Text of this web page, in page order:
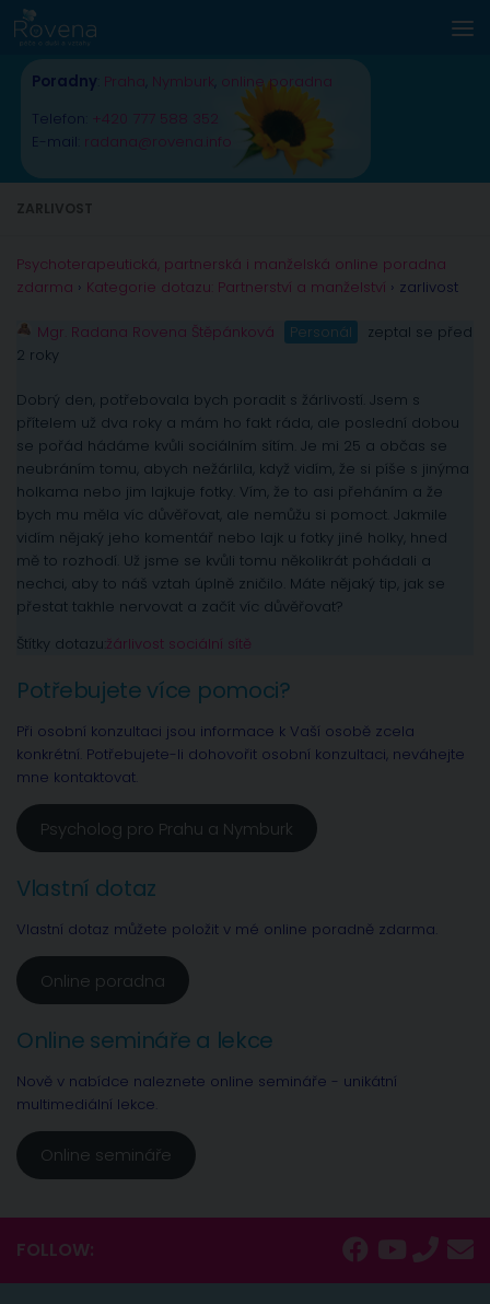
Skip to content
Poradny Praha Nymburk online poradna
Telefon: +420 777 588 352
E-mail: radana@rovena.info
Psychoterapeutická, partnerská i manželská online poradna
zdarma › Kategorie dotazu: Partnerství a manželství › zarlivost
Mgr. Radana Rovena Štěpánková Personál
zeptal se před
2 roky
Dobrý den, potřebovala bych poradit s žárlivostí. Jsem s
přítelem už dva roky a mám ho fakt ráda, ale poslední dobou
se pořád hádáme kvůli sociálním sítím. Je mi 25 a občas se
neubráním tomu, abych nežárlila, když vidím, že si píše s jinýma
holkama nebo jim lajkuje fotky. Vím, že to asi přeháním a že
bych mu měla víc důvěřovat, ale nemůžu si pomoct. Jakmile
vidím nějaký jeho komentář nebo lajk u fotky jiné holky, hned
mě to rozhodí. Už jsme se kvůli tomu několikrát pohádali a
nechci, aby to náš vztah úplně zničilo. Máte nějaký tip, jak se
přestat takhle nervovat a začít víc důvěřovat?
Štítky dotazu: žárlivost sociální sítě
Potřebujete více pomoci?
Při osobní konzultaci jsou informace k Vaší osobě zcela
konkrétní. Potřebujete-li dohovořit osobní konzultaci, neváhejte
mne kontaktovat.
Psycholog pro Prahu a Nymburk
Vlastní dotaz
Vlastní dotaz můžete položit v mé online poradně zdarma.
Online poradna
Online semináře a lekce
Nově v nabídce naleznete online semináře - unikátní
multimediální lekce.
Online semináře
FOLLOW: